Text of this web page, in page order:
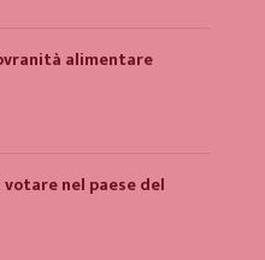
alimentare
nel paese del